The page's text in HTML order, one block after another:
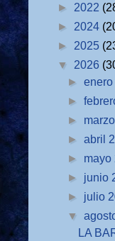
► 2022
► 2024
► 2025
▼ 2026
►
►
►
►abril
► mayo
► junio
► julio
▼
LA